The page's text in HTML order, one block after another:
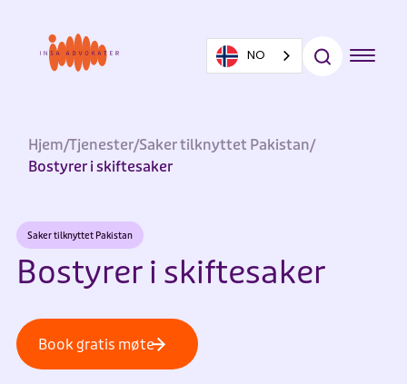
NO
Hjem/Tjenester/Saker tilknyttet Pakistan/
Bostyrer i skiftesaker
Saker tilknyttet Pakistan
Bostyrer i skiftesaker
Book gratis møte